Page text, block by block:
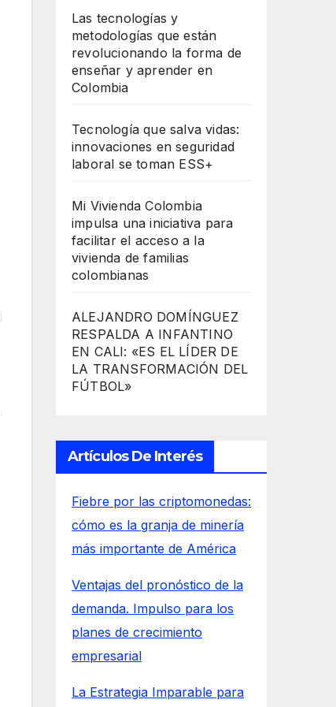
Las tecnologías y
metodologías que están
revolucionando la forma de
enseñar y aprender en
Colombia
Tecnología que salva vidas:
innovaciones en seguridad
laboral se toman ESS+
Mi Vivienda Colombia
impulsa una iniciativa para
facilitar el acceso a la
vivienda de familias
colombianas
ALEJANDRO DOMÍNGUEZ
RESPALDA A INFANTINO
EN CALI: «ES EL LÍDER DE
LA TRANSFORMACIÓN DEL
FÚTBOL»
Artículos De Interés
Fiebre por las criptomonedas:
cómo es la granja de minería
más importante de América
Ventajas del pronóstico de la
demanda. Impulso para los
planes de crecimiento
empresarial
La Estrategia Imparable para